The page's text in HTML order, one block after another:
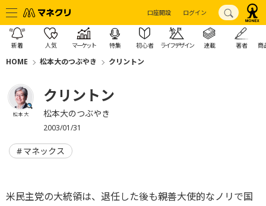
口座開設 ログイン
新着 人気 マーケット 特集 初心者 ライフデザイン 連載 著者 商
HOME 松本大のつぶやき クリントン
松本 大
クリントン
松本大のつぶやき
2003/01/31
マネックス
米民主党の大統領は、退任した後も親善大使的なノリで国